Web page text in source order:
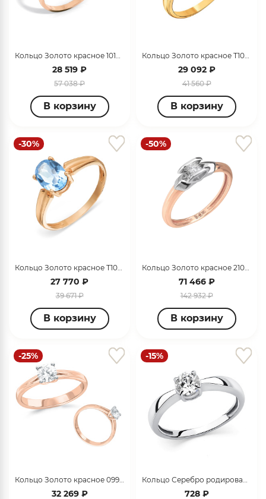
Кольцо Золото красное 1016-0100-0027
28 519 ₽
57 038 ₽
В корзину
Кольцо Золото красное Т10101А801гр
29 092 ₽
41 560 ₽
В корзину
-30%
Кольцо Золото красное Т10101А801тз
27 770 ₽
39 671 ₽
В корзину
-50%
Кольцо Золото красное 2101338
71 466 ₽
142 932 ₽
В корзину
-25%
Кольцо Золото красное 099629_01_01_005_0004
32 269 ₽
-15%
Кольцо Серебро родированное 320700G395-1
728 ₽